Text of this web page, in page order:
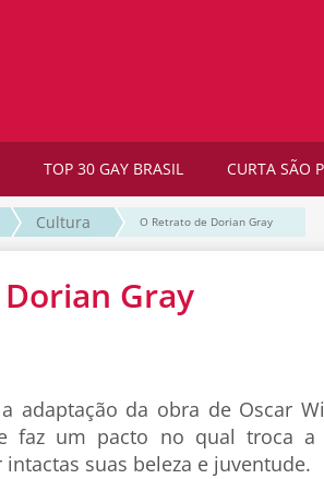
TOP 30 GAY BRASIL CURTA SÃO
Cultura O Retrato de Dorian Gray
Gray
adaptação da obra de Oscar
faz um pacto no qual troca a
suas beleza e juventude.